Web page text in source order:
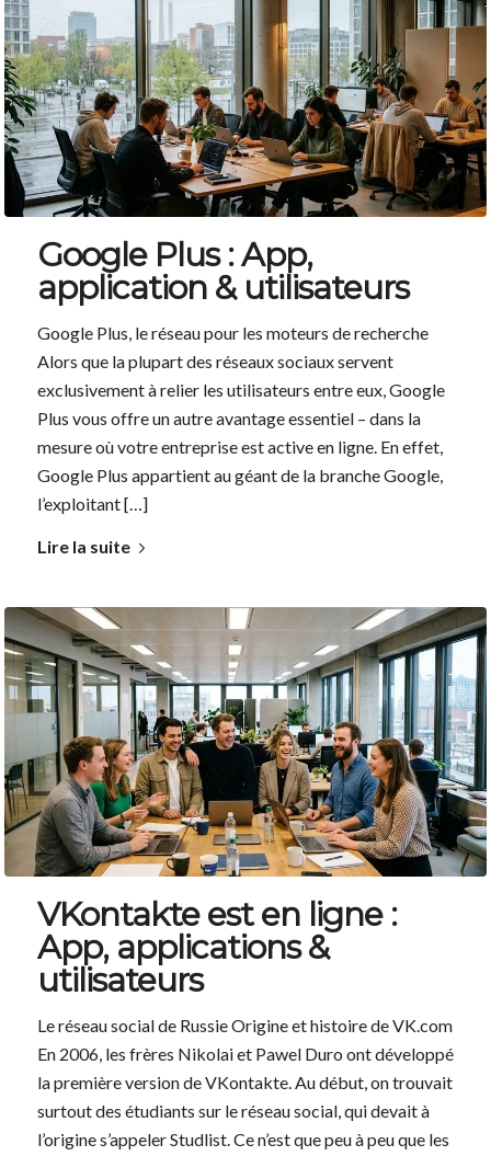
Google Plus : App,
application & utilisateurs
Google Plus, le réseau pour les moteurs de recherche
Alors que la plupart des réseaux sociaux servent
exclusivement à relier les utilisateurs entre eux, Google
Plus vous offre un autre avantage essentiel – dans la
mesure où votre entreprise est active en ligne. En effet,
Google Plus appartient au géant de la branche Google,
l’exploitant […]
Lire la suite
VKontakte est en ligne :
App, applications &
utilisateurs
Le réseau social de Russie Origine et histoire de VK.com
En 2006, les frères Nikolai et Pawel Duro ont développé
la première version de VKontakte. Au début, on trouvait
surtout des étudiants sur le réseau social, qui devait à
l’origine s’appeler Studlist. Ce n’est que peu à peu que les